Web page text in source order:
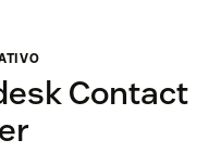
Contact